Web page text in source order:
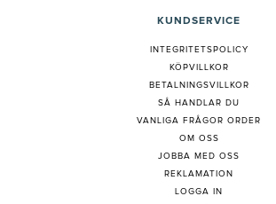
KUNDSERVICE
INTEGRITETSPOLICY
KÖPVILLKOR
BETALNINGSVILLKOR
SÅ HANDLAR DU
VANLIGA FRÅGOR ORDER
OM OSS
JOBBA MED OSS
REKLAMATION
LOGGA IN